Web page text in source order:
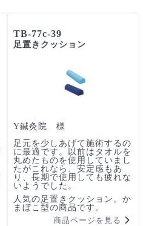
TB-77c-39
足置きクッション
Y鍼灸院 様
足元を少しあげて施術するの
に最適です。以前はタオルを
丸めたものを使用していまし
たがこれなら、安定感もあ
り、長期で使用しても疲れな
いようでした。
人気の足置きクッション。か
まぼこ型の商品です。
商品ページを見る